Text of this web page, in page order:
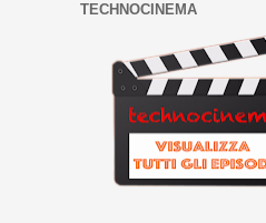
TECHNOCINEMA